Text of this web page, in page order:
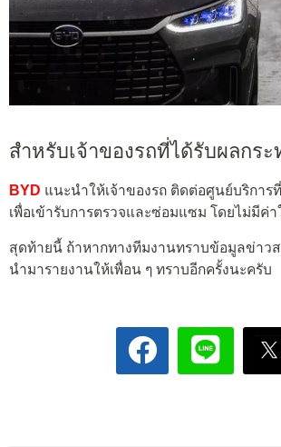
สำหรับเจ้าของรถที่ได้รับผลกระ
BYD แนะนำให้เจ้าของรถ ติดต่อศูนย์บริกา
เพื่อเข้ารับการตรวจและซ่อมแซม โดยไม่มีค่า
สุดท้ายนี้ ถ้าหากทางทีมงานทราบข้อมูลข่าวส
นำมารายงานให้เพื่อน ๆ ทราบอีกครั้งนะครับ